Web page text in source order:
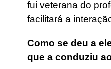
fui veterana do
facilitará a
Como se deu a
que a conduziu